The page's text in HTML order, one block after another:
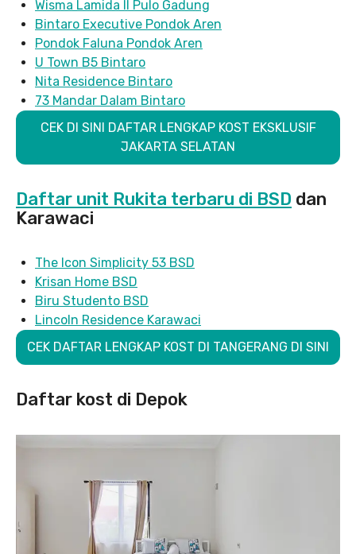
Wisma Lamida II Pulo Gadung
Bintaro Executive Pondok Aren
Pondok Faluna Pondok Aren
U Town B5 Bintaro
Nita Residence Bintaro
73 Mandar Dalam Bintaro
CEK DI SINI DAFTAR LENGKAP KOST EKSKLUSIF
JAKARTA SELATAN
Daftar unit Rukita terbaru di BSD dan
Karawaci
The Icon Simplicity 53 BSD
Krisan Home BSD
Biru Studento BSD
Lincoln Residence Karawaci
CEK DAFTAR LENGKAP KOST DI TANGERANG DI SINI
Daftar kost di Depok